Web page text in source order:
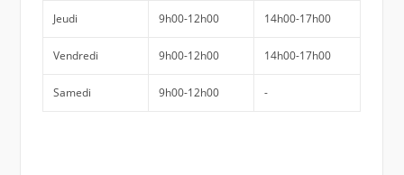
Jeudi 9h00-12h00 14h00-17h00
Vendredi 9h00-12h00 14h00-17h00
Samedi 9h00-12h00 -